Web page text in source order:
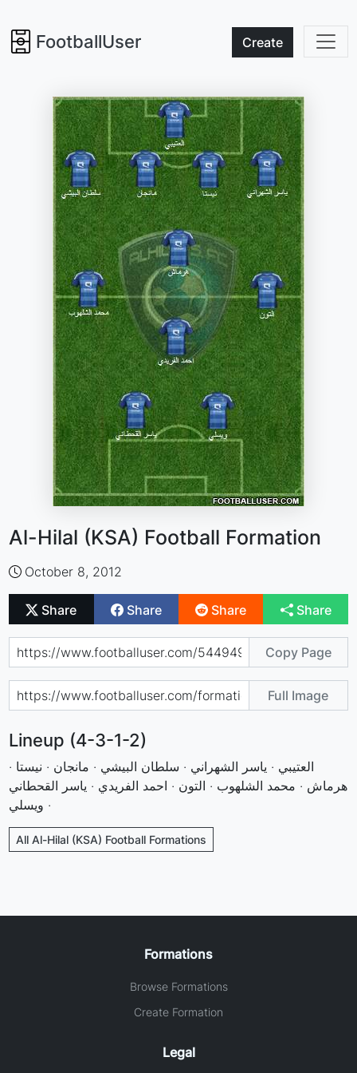
FootballUser Create
Al-Hilal (KSA) Football Formation
October 8, 2012
Share Share Share Share
Copy Page
Full Image
Lineup (4-3-1-2)
العتيبي · ياسر الشهراني · سلطان البيشي · مانجان · نيستا ·
هرماش · محمد الشلهوب · التون · احمد الفريدي · ياسر القحطاني
· ويسلي
All Al-Hilal (KSA) Football Formations
Formations
Browse Formations
Create Formation
Legal